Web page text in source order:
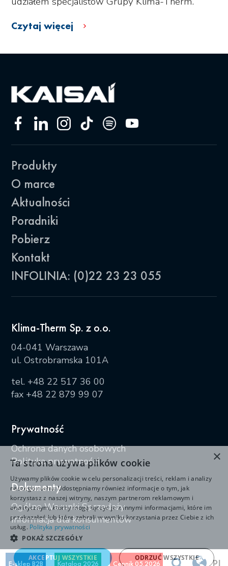
E-sklep B2B Katalog 2026 Cennik 05.2026
Czytaj więcej
Produkty
O marce
Aktualności
Poradniki
Pobierz
Kontakt
INFOLINIA: (0)22 23 23 055
Klima-Therm Sp. z o.o.
04-041 Warszawa
ul. Ostrobramska 101A
tel. +48 22 517 36 00
fax +48 22 879 99 07
Prywatność
Ochrona danych osobowych
Polityka prywatności
Dokumenty
Ogólne Warunki Sprzedaży
Informacja dla konsumentów
×
Ta strona używa plików cookie
Używamy plików cookie w celu personalizacji treści, reklam i analizy
naszego ruchu. Udostępniamy również informacje o tym, jak
korzystasz z naszej witryny, naszym partnerom reklamowym i
analitycznym, którzy mogą łączyć je z innymi informacjami, które im
przekazałeś lub które zebrali w wyniku korzystania przez Ciebie z ich
usług. Polityka prywatności
POKAŻ SZCZEGÓŁY
AKCEPTUJ WSZYSTKIE ODRZUĆ WSZYSTKIE